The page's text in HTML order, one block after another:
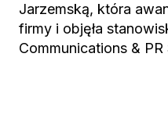
Jarzemską, która
firmy i objęła
Communications & PR